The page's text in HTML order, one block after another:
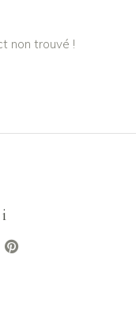
non trouvé !